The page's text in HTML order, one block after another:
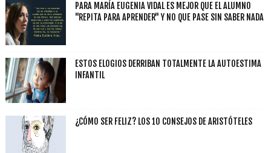
PARA MARÍA EUGENIA VIDAL ES MEJOR QUE EL ALUMNO
"REPITA PARA APRENDER" Y NO QUE PASE SIN SABER NADA
ESTOS ELOGIOS DERRIBAN TOTALMENTE LA AUTOESTIMA
INFANTIL
¿CÓMO SER FELIZ? LOS 10 CONSEJOS DE ARISTÓTELES